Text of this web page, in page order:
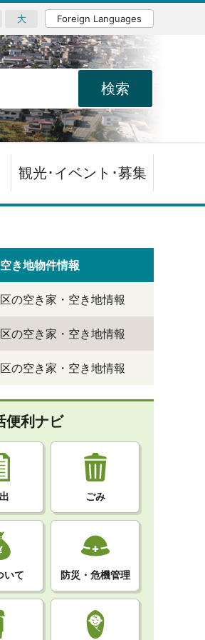
大 Foreign Languages
観光･イベント･募集
き地物件情報
の空き家・空き地情報
の空き家・空き地情報
の空き家・空き地情報
便利ナビ
ごみ
いて 防災・危機管理